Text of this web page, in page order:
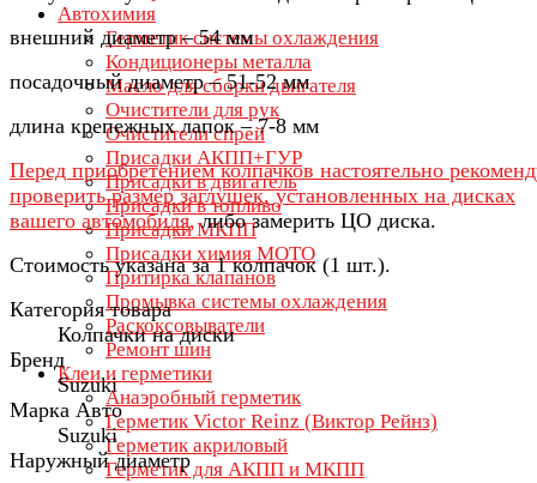
Автохимия
Герметик системы охлаждения
Кондиционеры металла
Масло для сборки двигателя
Очистители для рук
Очистители спрей
Присадки АКПП+ГУР
Присадки в двигатель
Присадки в топливо
Присадки МКПП
Присадки химия МОТО
Притирка клапанов
Промывка системы охлаждения
Раскоксовыватели
Ремонт шин
Клеи и герметики
Анаэробный герметик
Герметик Victor Reinz (Виктор Рейнз)
Герметик акриловый
Герметик для АКПП и МКПП
внешний диаметр – 54 мм
посадочный диаметр – 51-52 мм
длина крепежных лапок – 7-8 мм
Перед приобретением колпачков настоятельно
проверить размер заглушек, установленных на дисках
вашего автомобиля,либо замерить ЦО диска.
Стоимость указана за 1 колпачок (1 шт.).
Категория товара
Колпачки на диски
Бренд
Suzuki
Марка Авто
Suzuki
Наружный диаметр